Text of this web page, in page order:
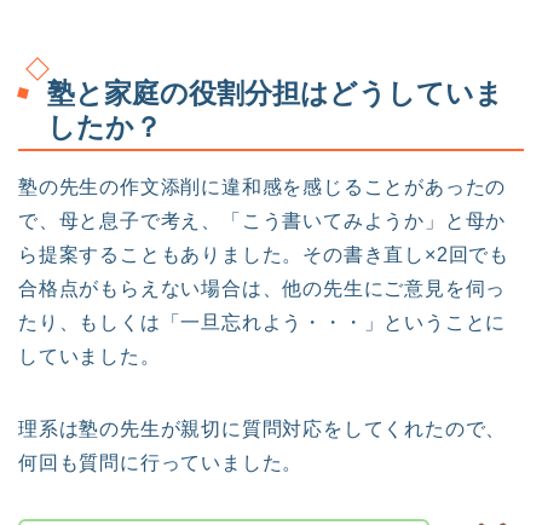
塾と家庭の役割分担はどうしていま
したか？
塾の先生の作文添削に違和感を感じることがあったの
で、母と息子で考え、「こう書いてみようか」と母か
ら提案することもありました。その書き直し×2回でも
合格点がもらえない場合は、他の先生にご意見を伺っ
たり、もしくは「一旦忘れよう・・・」ということに
していました。
理系は塾の先生が親切に質問対応をしてくれたので、
何回も質問に行っていました。